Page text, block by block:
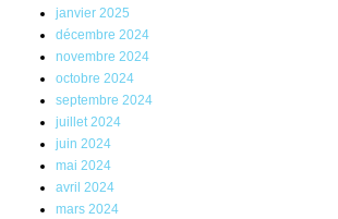
janvier 2025
décembre 2024
novembre 2024
octobre 2024
septembre 2024
juillet 2024
juin 2024
mai 2024
avril 2024
mars 2024